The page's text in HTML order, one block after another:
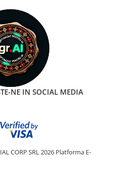
NE IN SOCIAL MEDIA
CORP SRL 2026 Platforma E-